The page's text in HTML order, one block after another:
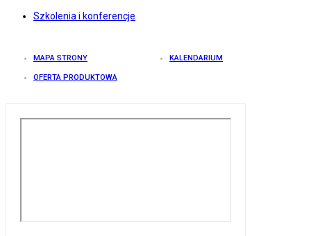
Szkolenia i konferencje
MAPA STRONY KALENDARIUM
OFERTA PRODUKTOWA